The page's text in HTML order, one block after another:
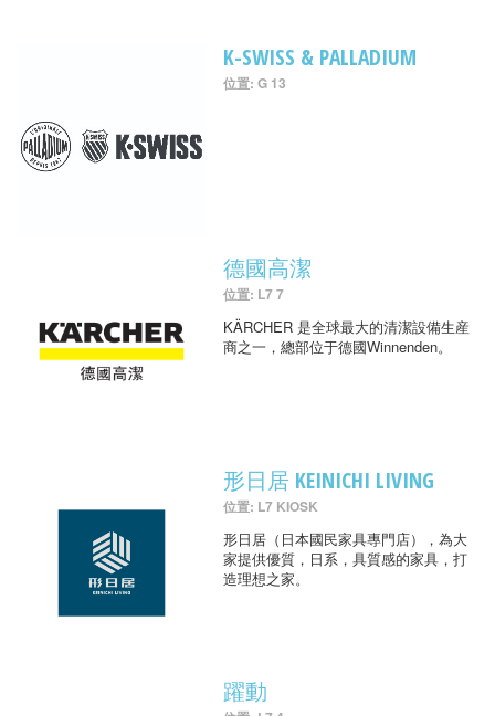
K-SWISS & PALLADIUM
位置: G 13
德國高潔
位置: L7 7
KÄRCHER 是全球最大的清潔設備生産
商之一，總部位于德國Winnenden。
形日居 KEINICHI LIVING
位置: L7 KIOSK
形日居（日本國民家具專門店），為大
家提供優質，日系，具質感的家具，打
造理想之家。
躍動